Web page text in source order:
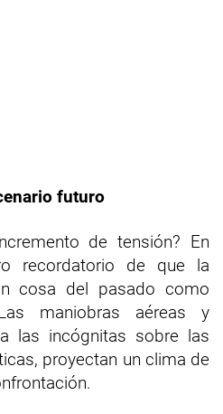
futuro
de tensión? En
recordatorio de que la
cosa del pasado como
maniobras aéreas y
las incógnitas sobre las
proyectan un clima de